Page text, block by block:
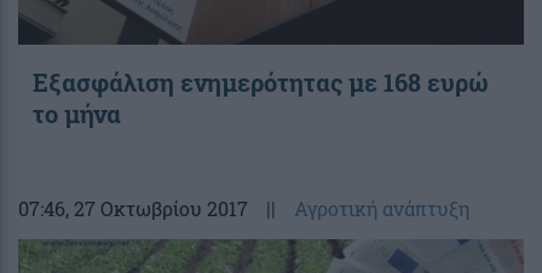
Εξασφάλιση ενημερότητας με 168 ευρώ
το μήνα
07:46, 27 Οκτωβρίου 2017 || Αγροτική ανάπτυξη